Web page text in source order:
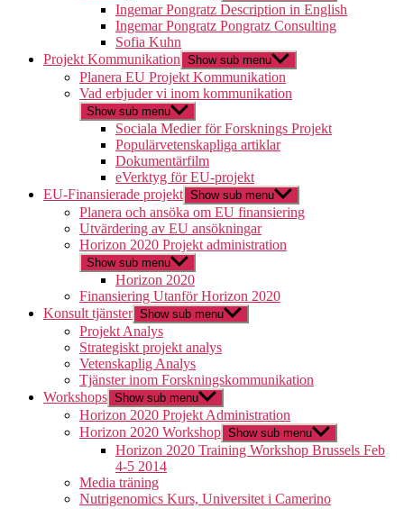
Ingemar Pongratz Description in English
Ingemar Pongratz Pongratz Consulting
Sofia Kuhn
Projekt Kommunikation Show sub menu
Planera EU Projekt Kommunikation
Vad erbjuder vi inom kommunikation
Show sub menu
Sociala Medier för Forsknings Projekt
Populärvetenskapliga artiklar
Dokumentärfilm
eVerktyg för EU-projekt
EU-Finansierade projekt Show sub menu
Planera och ansöka om EU finansiering
Utvärdering av EU ansökningar
Horizon 2020 Projekt administration
Show sub menu
Horizon 2020
Finansiering Utanför Horizon 2020
Konsult tjänster Show sub menu
Projekt Analys
Strategiskt projekt analys
Vetenskaplig Analys
Tjänster inom Forskningskommunikation
Workshops Show sub menu
Horizon 2020 Projekt Administration
Horizon 2020 Workshop Show sub menu
Horizon 2020 Training Workshop Brussels Feb
4-5 2014
Media träning
Nutrigenomics Kurs, Universitet i Camerino